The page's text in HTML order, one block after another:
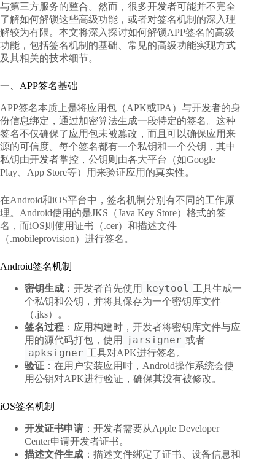
与第三方服务的整合。然而，很多开发者可能并不完全
了解如何解锁这些高级功能，或者对签名机制的深入理
解较为有限。本文将深入探讨如何解锁APP签名的高级
功能 ，包括签名机制的基础、常见的高级功能实现方式
及其相关的技术细节。
一、APP签名基础
APP签名本质上是将应用包（APK或IPA）与开发者的身
份信息绑定，通过加密算法生成一段特定的签名。这种
签名不仅确保了应用包未被篡改，而且可以确保应用来
源的可信度。每个签名都有一个私钥和一个公钥，其中
私钥由开发者掌控，公钥则由各大平台（如Google
Play、App Store等）用来验证应用的真实性。
在Android和iOS平台中，签名机制分别有不同的工作原
理。Android使用的是JKS（Java Key Store）格式的签
名，而iOS则使用证书（.cer）和描述文件
（.mobileprovision）进行签名。
Android签名机制
密钥生成 ：开发者首先使用 keytool 工具生成一
个私钥和公钥，并将其保存为一个密钥库文件
（.jks）。
签名过程 ：应用构建时，开发者将密钥库文件与应
用的源代码打包，使用
jarsigner 或者
apksigner 工具对APK进行签名。
验证 ：在用户安装应用时，Android操作系统会使
用公钥对APK进行验证，确保其没有被修改。
iOS签名机制
开发证书申请 ：开发者需要从Apple Developer
Center申请开发者证书。
描述文件生成 ：描述文件绑定了证书、设备信息和